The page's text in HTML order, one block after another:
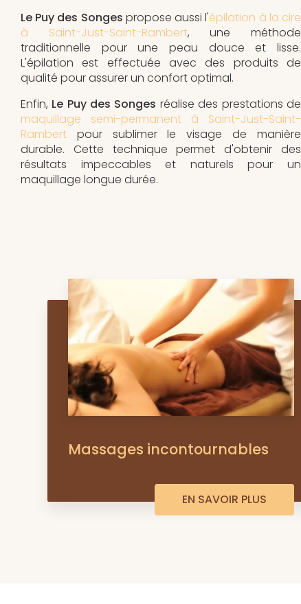
Le Puy des Songes propose aussi l'épilation à la cire
à Saint-Just-Saint-Rambert, une méthode
traditionnelle pour une peau douce et lisse.
L'épilation est effectuée avec des produits de
qualité pour assurer un confort optimal.
Enfin, Le Puy des Songes réalise des prestations de
maquillage semi-permanent à Saint-Just-Saint-
Rambert pour sublimer le visage de manière
durable. Cette technique permet d'obtenir des
résultats impeccables et naturels pour un
maquillage longue durée.
Massages incontournables
EN SAVOIR PLUS